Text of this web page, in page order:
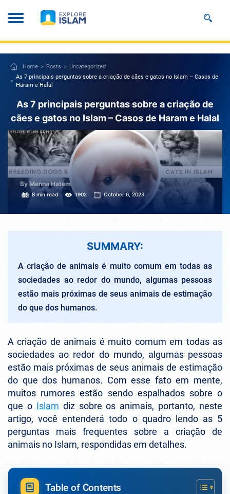
Home Posts
Uncategorized
As 7 principais perguntas sobre a criação de cães e gatos no Islam – Casos de
Haram e Halal
As 7 principais perguntas sobre a criação de
cães e gatos no Islam – Casos de Haram e Halal
By Menna Hatem
8 min read 1902 October 6, 2023
SUMMARY:
A criação de animais é muito comum em todas as
sociedades ao redor do mundo, algumas pessoas
estão mais próximas de seus animais de estimação
do que dos humanos.
A criação de animais é muito comum em todas as
sociedades ao redor do mundo, algumas pessoas
estão mais próximas de seus animais de estimação
do que dos humanos. Com esse fato em mente,
muitos rumores estão sendo espalhados sobre o
que o Islam diz sobre os animais, portanto, neste
artigo, você entenderá todo o quadro lendo as 5
perguntas mais frequentes sobre a criação de
animais no Islam, respondidas em detalhes.
Table of Contents